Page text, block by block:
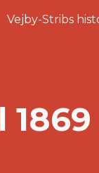
Skip to
Vejby-Stribs
1869